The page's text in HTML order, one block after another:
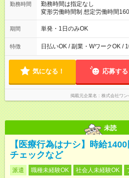
勤務時間
勤務時間は指定なし
変形労働時間制 想定労働時間160時間/月 【シフト
00～20：00
期間 単発・1日のみOK
特徴 日払いOK / 副業・WワークOK /
気になる！ 応募する
掲載元企業名 株式会社ワ
未読
【医療行為はナシ】時給
チェックなど
派遣 職種未経験OK 社会人未経験OK